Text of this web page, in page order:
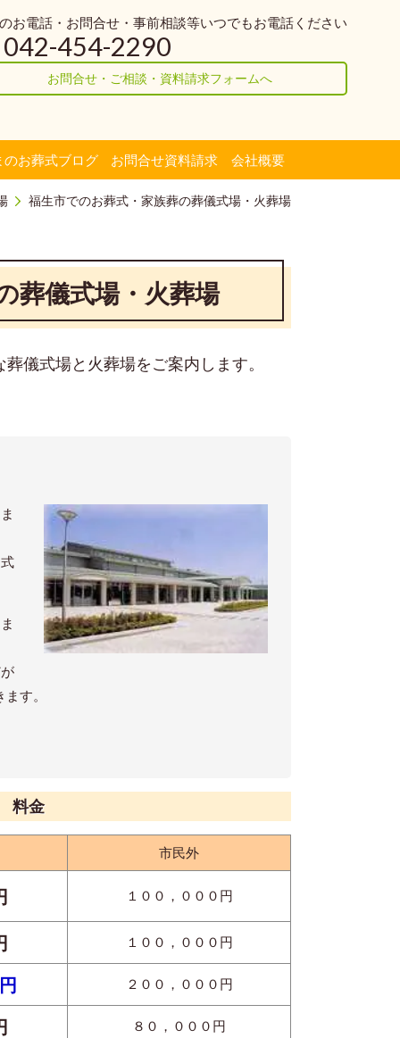
お電話・お問合せ・事前相談等いつでもお電話ください
042-454-2290
お問合せ・ご相談・資料請求フォームへ
のお葬式ブログ お問合せ資料請求 会社概要
福生市でのお葬式・家族葬の葬儀式場・火葬場
葬儀式場・火葬場
儀式場と火葬場をご案内します。
す。
料金
市民外
１００，０００円
１００，０００円
２００，０００円
８０，０００円